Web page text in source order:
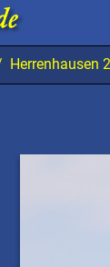
Herrenhausen